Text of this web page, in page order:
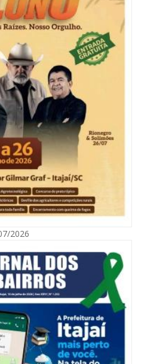
sífilis e hepatites nesta quinta (6) e
2026